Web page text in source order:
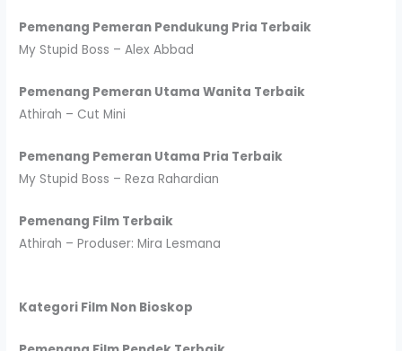
Pemenang Pemeran Pendukung Pria Terbaik
My Stupid Boss – Alex Abbad
Pemenang Pemeran Utama Wanita Terbaik
Athirah – Cut Mini
Pemenang Pemeran Utama Pria Terbaik
My Stupid Boss – Reza Rahardian
Pemenang Film Terbaik
Athirah – Produser: Mira Lesmana
Kategori Film Non Bioskop